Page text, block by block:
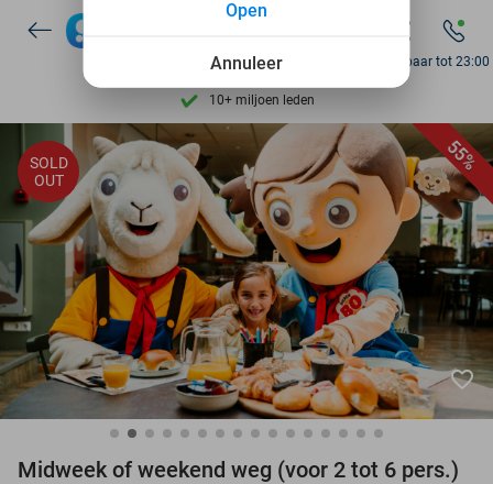
7 dagen per week beschikbaar
10+ miljoen leden
9,4 op basis van
Ontdek 15.000+ deals
7 dagen per week beschikbaar
10+ miljoen leden
Bereikbaar tot 23:00
55%
SOLD
OUT
favorite_border
Midweek of weekend weg (voor 2 tot 6 pers.)
Annuleer
Open